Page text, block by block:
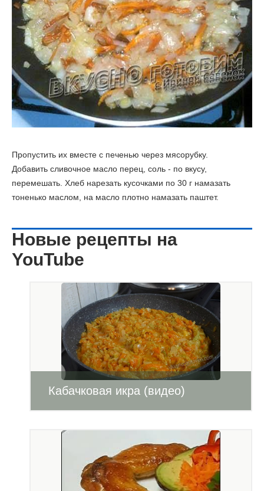
Пропустить их вместе с печенью через мясорубку.
Добавить сливочное масло перец, соль - по вкусу,
перемешать. Хлеб нарезать кусочками по 30 г намазать
тоненько маслом, на масло плотно намазать паштет.
Новые рецепты на
YouTube
Кабачковая икра (видео)